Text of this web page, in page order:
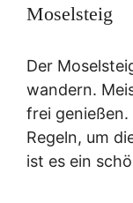
Moselsteig
Der
wandern.
frei
Regeln, um
ist es ein